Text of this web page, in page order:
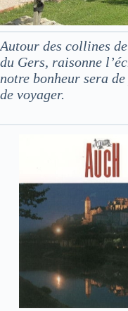
Autour des collines
du Gers, raisonne
notre bonheur sera
de voyager.